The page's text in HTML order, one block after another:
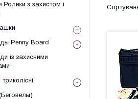
Ролики з захистом і
Penny Board
із захисними